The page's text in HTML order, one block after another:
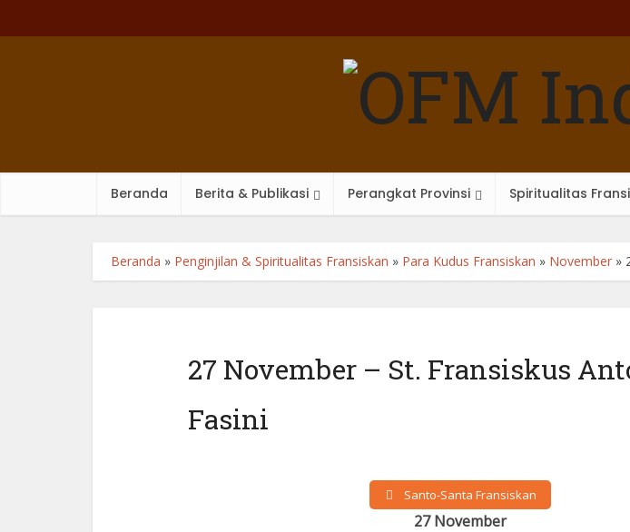
Beranda Berita & Publikasi Perangkat Provinsi Spiritualitas
Beranda » Penginjilan & Spiritualitas Fransiskan » Para Kudus Fransiskan » November »
27 November – St. Fransiskus
Fasini
Santo-Santa Fransiskan
27 November